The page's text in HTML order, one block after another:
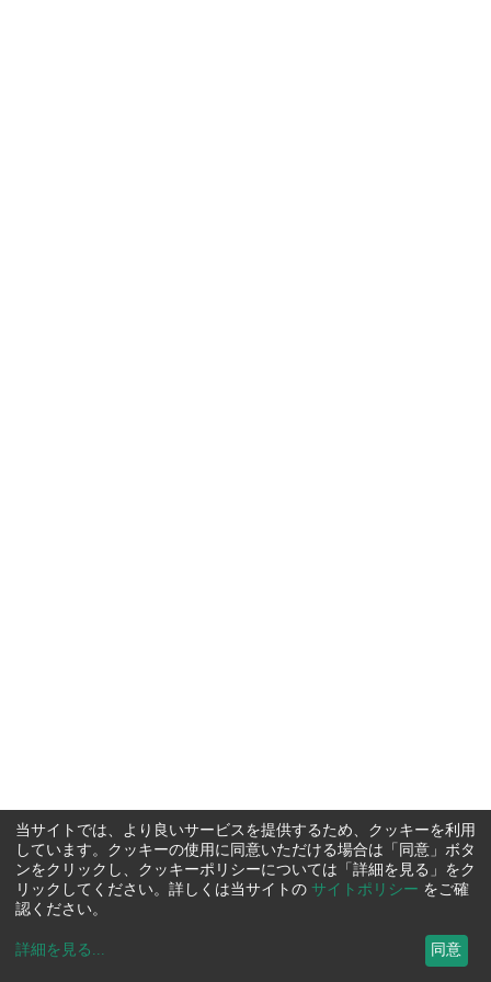
当サイトでは、より良いサービスを提供するため、クッキーを利用
しています。クッキーの使用に同意いただける場合は「同意」ボタ
ンをクリックし、クッキーポリシーについては「詳細を見る」をク
リックしてください。詳しくは当サイトの サイトポリシー をご確
認ください。
詳細を見る ... 同意